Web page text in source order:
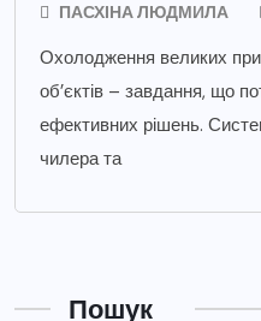
ПАСХІНА ЛЮДМИЛА
Охолодження великих
об’єктів – завдання, що
ефективних рішень.
чилера та
Пошук